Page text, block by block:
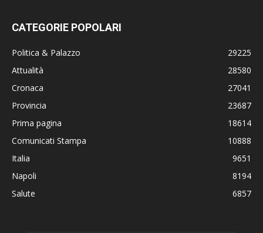
CATEGORIE POPOLARI
Politica & Palazzo
29225
Attualità
28580
Cronaca
27041
Provincia
23687
Prima pagina
18614
Comunicati Stampa
10888
Italia
9651
Napoli
8194
Salute
6857